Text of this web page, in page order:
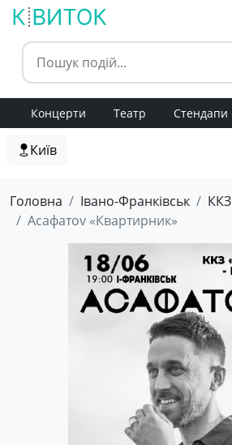
Концерти Театр Стендапи
Київ
Головна Івано-Франківськ
Асафатоv «Квартирник»